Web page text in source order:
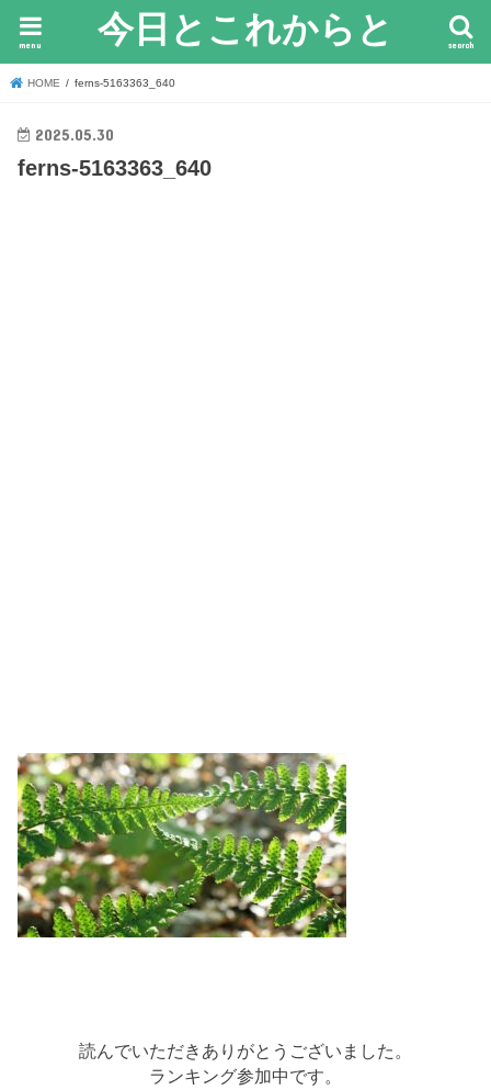
今日とこれからと search
menu
HOME ferns-5163363_640
2025.05.30
ferns-5163363_640
読んでいただきありがとうございました。
ランキング参加中です。